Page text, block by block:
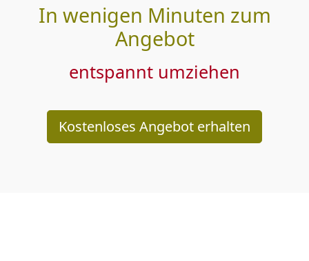
In wenigen Minuten zum
Angebot
entspannt umziehen
Kostenloses Angebot erhalten